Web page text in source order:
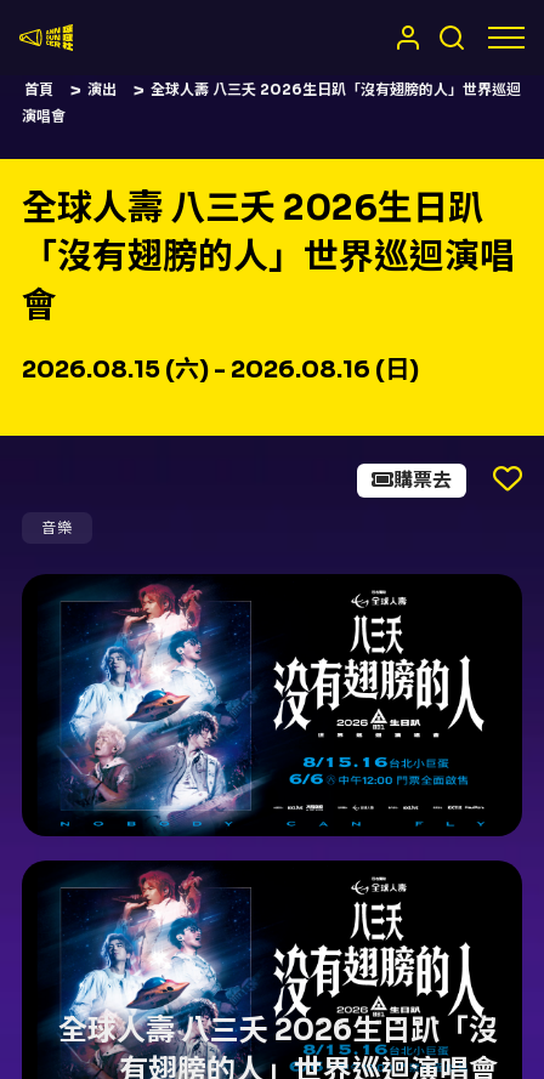
首頁 演出
全球人壽 八三夭 2026生日趴「沒有翅膀的人」世界巡迴
演唱會
全球人壽 八三夭 2026生日趴
「沒有翅膀的人」世界巡迴演唱
會
2026.08.15 (六) - 2026.08.16 (日)
音樂
購票去
全球人壽 八三夭 2026生日趴「沒
有翅膀的人」世界巡迴演唱會